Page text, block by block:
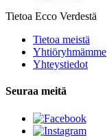
Tietoa Ecco Verdestä
Tietoa meistä
Yhtiöryhmämme
Yhteystiedot
Seuraa meitä